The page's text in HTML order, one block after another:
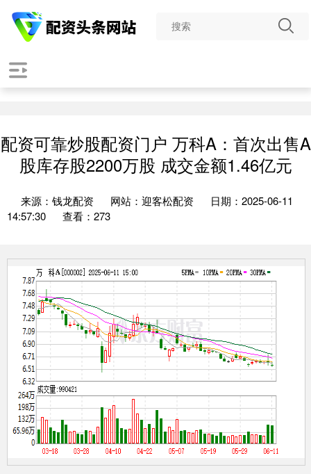
配资可靠炒股配资门户 万科A：首次出售A
股库存股2200万股 成交金额1.46亿元
来源：钱龙配资 网站：迎客松配资
日期：2025-06-11
14:57:30
查看：273